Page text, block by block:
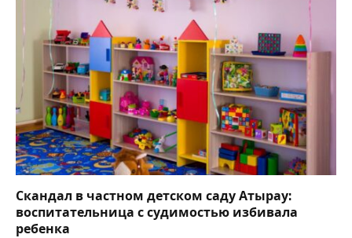
Скандал в частном детском саду Атырау:
воспитательница с судимостью избивала
ребенка